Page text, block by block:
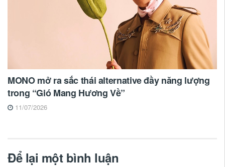
MONO mở ra sắc thái alternative đầy năng lượng
trong “Gió Mang Hương Về”
11/07/2026
Để lại một bình luận